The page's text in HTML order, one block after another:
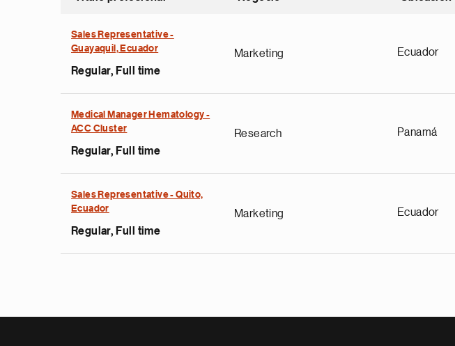
Ordenar ascendente
Sales Representative -
Guayaquil, Ecuador
Regular, Full time
Marketing Ecuador
Medical Manager Hematology -
ACC Cluster
Regular, Full time
Research Panamá
Sales Representative - Quito,
Ecuador
Regular, Full time
Marketing Ecuador